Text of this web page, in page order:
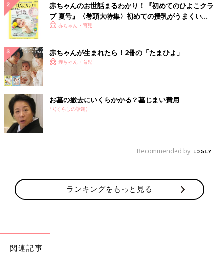
赤ちゃんのお世話まるわかり！『初めてのひよこクラ
ブ 夏号』〈巻頭大特集〉初めての授乳がうまくい
く！ おっぱい・ミルクの基本と夏のトラブル 解決テ
赤ちゃん・育児
赤ちゃんが生まれたら！2冊の「たまひよ」
赤ちゃん・育児
お墓の撤去にいくらかかる？墓じまい費用
PR(くらしの話題)
Recommended by
ランキングをもっと見る
関連記事